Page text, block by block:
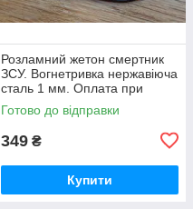
Розламний жетон смертник
ЗСУ. Вогнетривка нержавіюча
сталь 1 мм. Оплата при
отриманні! Швидка відправка.
Готово до відправки
349 ₴
Купити